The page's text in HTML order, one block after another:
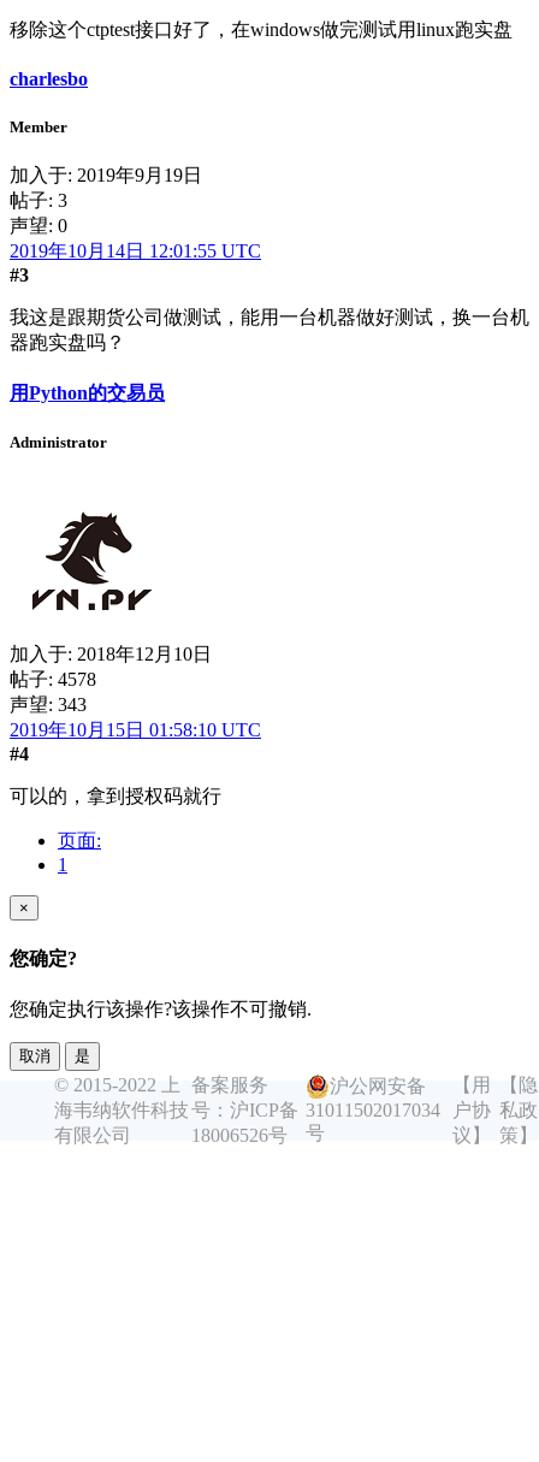
移除这个ctptest接口好了，在windows做完测试用linux跑实盘
charlesbo
Member
加入于: 2019年9月19日
帖子: 3
声望: 0
2019年10月14日 12:01:55 UTC
#3
我这是跟期货公司做测试，能用一台机器做好测试，换一台机
器跑实盘吗？
用Python的交易员
Administrator
加入于: 2018年12月10日
帖子: 4578
声望: 343
2019年10月15日 01:58:10 UTC
#4
可以的，拿到授权码就行
页面:
1
×
您确定?
您确定执行该操作?该操作不可撤销.
取消 是
© 2015-2022 上
海韦纳软件科技
有限公司
备案服务
号：沪ICP备
18006526号
沪公网安备
31011502017034
号
【用
户协
议】
【隐
私政
策】